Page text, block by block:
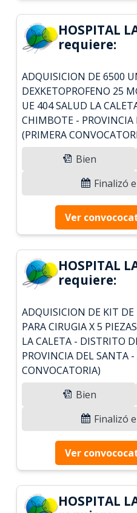
HOSPITAL
requiere:
ADQUISICION DE 6500
DEXKETOPROFENO 25
UE 404 SALUD LA
CHIMBOTE - PROVINCIA
(PRIMERA
Bien
Finalizó
Ver
HOSPITAL
requiere:
ADQUISICION DE KIT DE
PARA CIRUGIA X 5
LA CALETA - DISTRITO
PROVINCIA DEL SANTA
CONVOCATORIA)
Bien
Finalizó
Ver
HOSPITAL